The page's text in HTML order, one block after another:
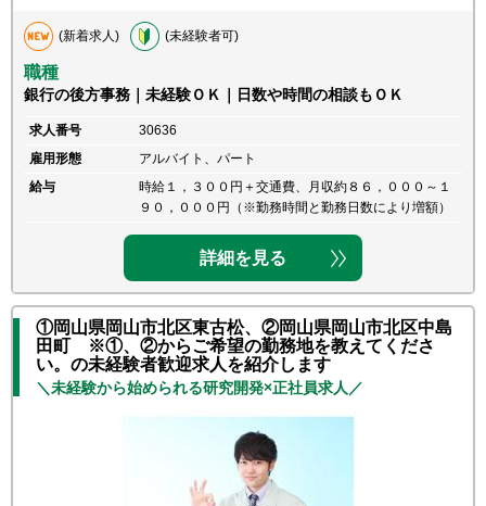
(新着求人) (未経験者可)
職種
銀行の後方事務｜未経験ＯＫ｜日数や時間の相談もＯＫ
求人番号
30636
雇用形態
アルバイト、パート
給与
時給１，３００円＋交通費、月収約８６，０００～１
９０，０００円（※勤務時間と勤務日数により増額）
詳細を見る
①岡山県岡山市北区東古松、②岡山県岡山市北区中島
田町 ※①、②からご希望の勤務地を教えてくださ
い。の未経験者歓迎求人を紹介します
＼未経験から始められる研究開発×正社員求人／